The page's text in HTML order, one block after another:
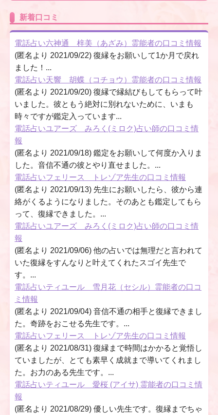
新着口コミ
電話占い六神通 梓美（あざみ）霊能者の口コミ情報
(匿名より 2021/09/22) 復縁をお願いして1か月で戻れ
ました！...
電話占い天響 胡蝶（コチョウ）霊能者の口コミ情報
(匿名より 2021/09/20) 復縁で縁結びもしてもらって叶
いました。彼ともう絶対に別れないために、いまも
時々ですが鑑定入っています...
電話占いユアーズ みろく(ミロク)占い師の口コミ情
報
(匿名より 2021/09/18) 鑑定をお願いして何度か入りま
した。音信不通の彼とやり直せました。...
電話占いフェリース トレゾア先生の口コミ情報
(匿名より 2021/09/13) 先生にお願いしたら、彼から連
絡がくるようになりました。そのあとも鑑定してもら
って、復縁できました。...
電話占いユアーズ みろく(ミロク)占い師の口コミ情
報
(匿名より 2021/09/06) 他の占いでは無理だと言われて
いた復縁をすんなりと叶えてくれたスゴイ先生で
す。...
電話占いティユール 雪月花（セシル）霊能者の口コ
ミ情報
(匿名より 2021/09/04) 音信不通の相手と復縁できまし
た。奇跡をおこせる先生です。...
電話占いフェリース トレゾア先生の口コミ情報
(匿名より 2021/08/31) 復縁まで時間はかかると覚悟し
ていましたが、とても素早く成就まで導いてくれまし
た。お力のある先生です。...
電話占いティユール 愛桜 (アイサ) 霊能者の口コミ情
報
(匿名より 2021/08/29) 優しい先生です。復縁までちゃ